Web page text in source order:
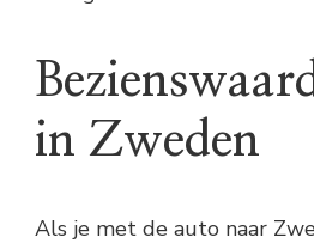
in Zweden
Als je met de auto naar